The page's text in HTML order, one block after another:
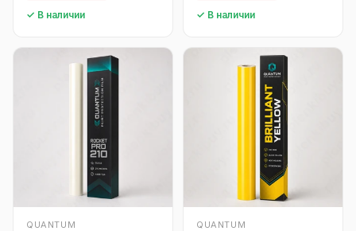
✓ В наличии ✓ В наличии
QUANTUM QUANTUM